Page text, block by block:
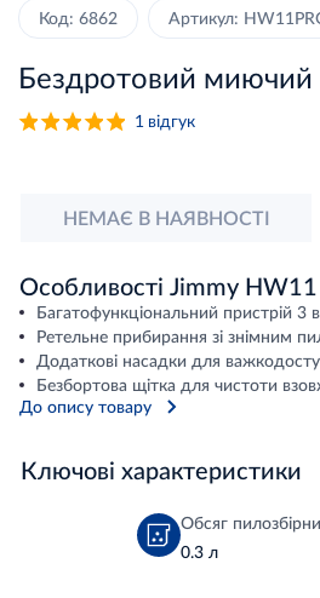
Код: 6862 Артикул:
Бездротовий миючий
1 відгук
НЕМАЄ В НАЯВНОСТІ
Особливості Jimmy
Багатофункціональний пристрій 3
Ретельне прибирання зі знімним
Додаткові насадки для
Безбортова щітка для чистоти
До опису товару
Ключові характеристики
Обсяг
0.3 л